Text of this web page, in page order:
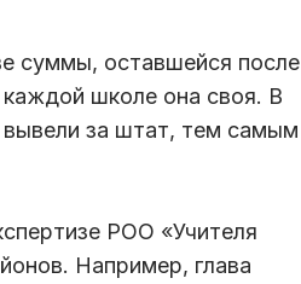
суммы, оставшейся после
каждой школе она своя. В
вывели за штат, тем самым
РОО «Учителя
Например, глава